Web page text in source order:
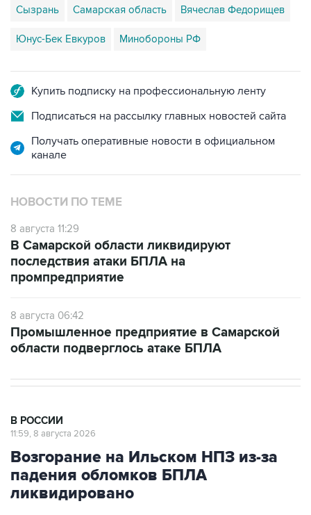
Сызрань Самарская область Вячеслав Федорищев
Юнус-Бек Евкуров Минобороны РФ
Купить подписку на профессиональную ленту
Подписаться на рассылку главных новостей сайта
Получать оперативные новости в официальном
канале
НОВОСТИ ПО ТЕМЕ
8 августа 11:29
В Самарской области ликвидируют
последствия атаки БПЛА на
промпредприятие
8 августа 06:42
Промышленное предприятие в Самарской
области подверглось атаке БПЛА
В РОССИИ
11:59, 8 августа 2026
Возгорание на Ильском НПЗ из-за
падения обломков БПЛА
ликвидировано